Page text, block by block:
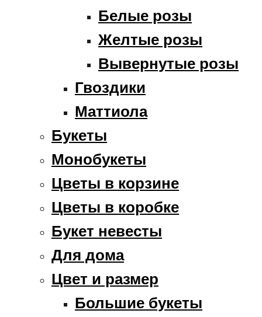
Белые розы
Желтые розы
Вывернутые розы
Гвоздики
Маттиола
Букеты
Монобукеты
Цветы в корзине
Цветы в коробке
Букет невесты
Для дома
Цвет и размер
Большие букеты